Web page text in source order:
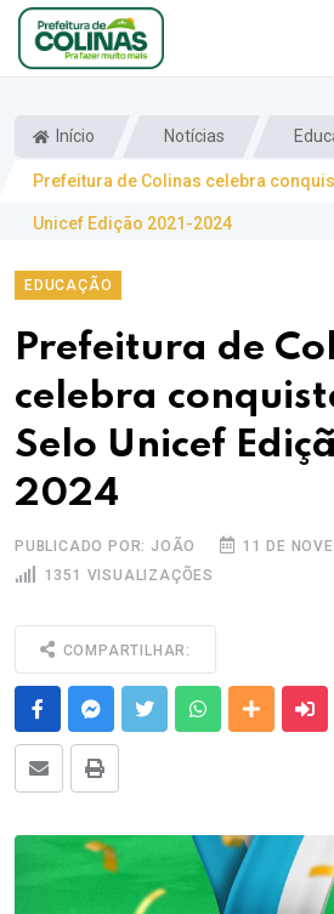
Início Notícias
Prefeitura de Colinas celebra
Unicef Edição 2021-2024
EDUCAÇÃO
Prefeitura de
celebra
Selo Unicef
2024
PUBLICADO POR: JOÃO
11 DE
1351 VISUALIZAÇÕES
COMPARTILHAR:
FacebookMessenger
Twitter WhatsappOutras
E-mail